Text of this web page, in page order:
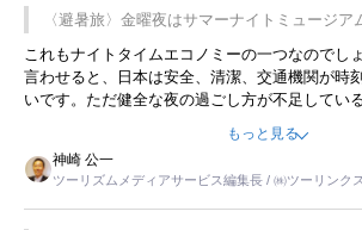
〈避暑旅〉金曜夜はサマーナイトミュージア
これもナイトタイムエコノミーの一つなのでし
言わせると、日本は安全、清潔、交通機関が時
いです。ただ健全な夜の過ごし方が不足してい
ような意味で、金曜夜にこのようなイベントが
限らず外国人にとっても楽しみが増えるでしょう
もっと見る
神崎 公一
ツーリズムメディアサービス編集長 / ㈱ツーリンク